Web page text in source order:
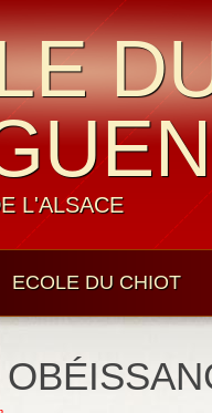
L'ALSACE
ECOLE DU CHIOT